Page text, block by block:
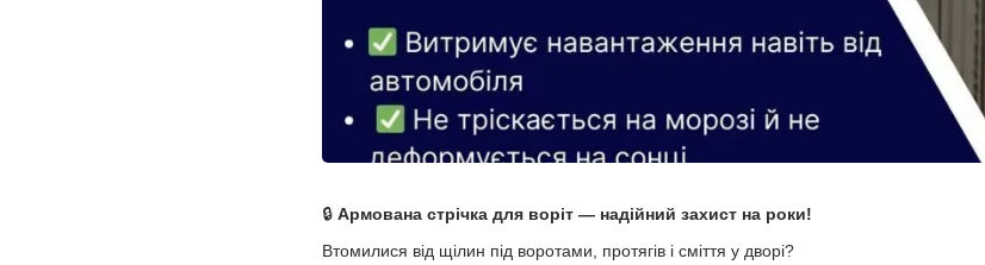
🔒 Армована стрічка для воріт — надійний захист на роки!
Втомилися від щілин під воротами, протягів і сміття у дворі?